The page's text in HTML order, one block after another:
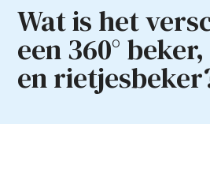
Wat is het
een 360°
en